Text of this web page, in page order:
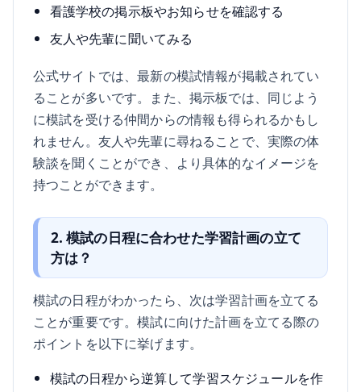
看護学校の掲示板やお知らせを確認する
友人や先輩に聞いてみる
公式サイトでは、最新の模試情報が掲載されてい
ることが多いです。また、掲示板では、同じよう
に模試を受ける仲間からの情報も得られるかもし
れません。友人や先輩に尋ねることで、実際の体
験談を聞くことができ、より具体的なイメージを
持つことができます。
2. 模試の日程に合わせた学習計画の立て
方は？
模試の日程がわかったら、次は学習計画を立てる
ことが重要です。模試に向けた計画を立てる際の
ポイントを以下に挙げます。
模試の日程から逆算して学習スケジュールを作